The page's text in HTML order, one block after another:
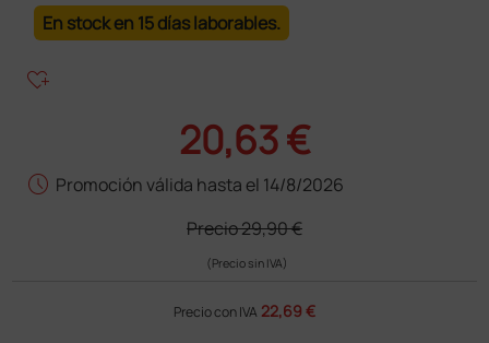
En stock en 15 días laborables.
heart_plus
20,63 €
schedule Promoción válida hasta el 14/8/2026
Precio29,90 €
(Precio sin IVA)
Precio con IVA 22,69 €